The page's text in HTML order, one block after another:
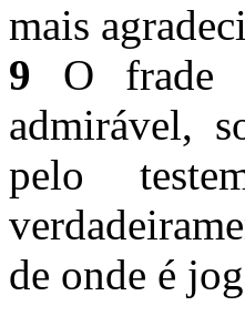
mais
9 O frade
admirável,
pelo
de onde é